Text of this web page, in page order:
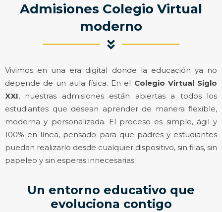
Admisiones Colegio Virtual
moderno
Vivimos en una era digital donde la educación ya no
depende de un aula física. En el Colegio Virtual Siglo
XXI, nuestras admisiones están abiertas a todos los
estudiantes que desean aprender de manera flexible,
moderna y personalizada. El proceso es simple, ágil y
100% en línea, pensado para que padres y estudiantes
puedan realizarlo desde cualquier dispositivo, sin filas, sin
papeleo y sin esperas innecesarias.
Un entorno educativo que
evoluciona contigo